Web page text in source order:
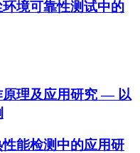
境可靠性测试中的
原理及应用研究 — 以
能检测中的应用研